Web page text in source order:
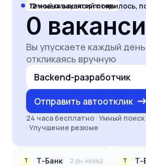
Личный калькулятор потерь
0
Вы упускаете каждый
откликаясь вручную
Backend-разработчик
Отправить автоотклик
24 часа бесплатно · Умный поиск
· Улучшение резюме
12новых вакансий появилось,
Т Т-Банк 2 дн. назад Т Т-